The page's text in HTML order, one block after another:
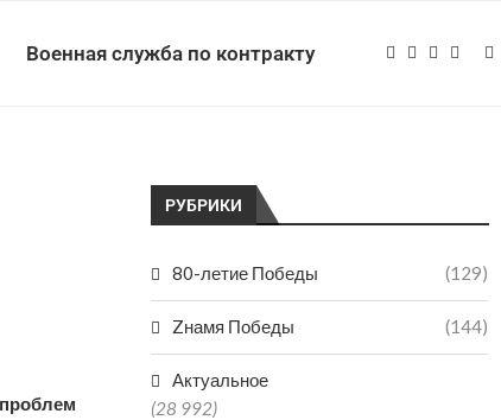
Военная служба по контракту
РУБРИКИ
80-летие Победы (129)
Zнамя Победы (144)
Актуальное
(28 992)